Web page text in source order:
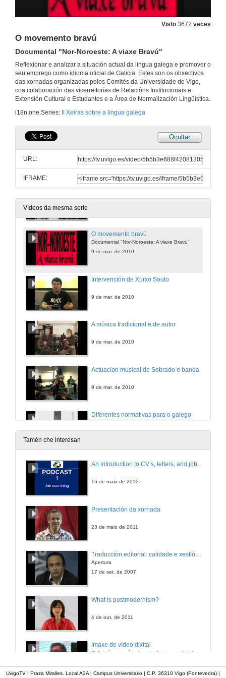
Visto 3672 veces
O movemento bravú
Documental "Nor-Noroeste: A viaxe Bravú"
Reflexionar e analizar a situación actual da lingua galega e promover o
seu emprego como idioma oficial de Galicia. Estes son os obxectivos
das xornadas organizadas polos Comités da Universidade de Vigo,
coa colaboración das vicerreitorías de Relacións Institucionais e
Extensión Cultural e Estudantes e a Área de Normalización Lingüística.
i18n.one.Series:
II Xeiras sobre a lingua galega
Ocultar
URL:
IFRAME:
Vídeos da mesma serie
O galego no ensino
9 de mar. de 2010
Intervención de Marcos Loureiro
9 de mar. de 2010
Intervención de Francisco Rodríguez
9 de mar. de 2010
Quenda de preguntas
O movemento bravú
Documental "Nor-Noroeste: A viaxe Bravú"
9 de mar. de 2010
Intervención de Xurxo Souto
9 de mar. de 2010
A música tradicional e de autor
9 de mar. de 2010
Actuacion musical de Sobrado e banda
9 de mar. de 2010
Diferentes normativas para o galego
10 de mar. de 2010
Intervención de Mª Pilar Garcia
Quenda de preguntas
Intervención de Henrique Costas
Tamén che interesan
An introduction to CV’s, letters, and job searching
16 de maio de 2012
Presentación da xornada
23 de maio de 2011
Traducción editorial: calidade e xestión de proxectos
Apertura
17 de set. de 2007
What is postmodernism?
4 de out. de 2011
Imaxe de vídeo dixital
Definición e parámetros dunha imaxe dixital. Resolución e Aspecto. Profundidade da cor. Compresión. Frame por segundo. Entrelazado. Campos, cadros
UvigoTV | Praza Miralles. Local A3A | Campus Universitario | C.P. 36310 Vigo (Pontevedra) |